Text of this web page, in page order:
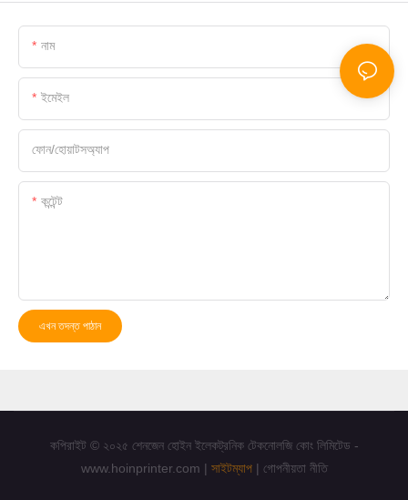
নাম
ইমেইল
ফোন/হোয়াটসঅ্যাপ
কন্টেন্ট
এখন তদন্ত পাঠান
কপিরাইট © ২০২৫ শেনজেন হোইন ইলেকট্রনিক টেকনোলজি কোং লিমিটেড -
www.hoinprinter.com | সাইটম্যাপ| গোপনীয়তা নীতি